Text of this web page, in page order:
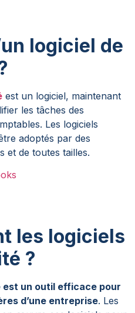
logiciel de
est un logiciel, maintenant
les tâches des
Les logiciels
adoptés par des
et de toutes tailles.
les logiciels
?
est un outil efficace pour
d’une entreprise. Les